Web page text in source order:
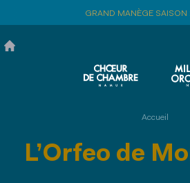
principal
GRAND MANÈGE SAISON
Accueil
L’Orfeo de